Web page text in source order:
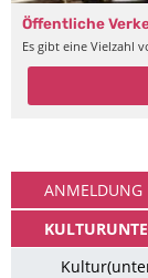
Öffentliche
Es gibt eine Vielzahl
ANMELDUNG